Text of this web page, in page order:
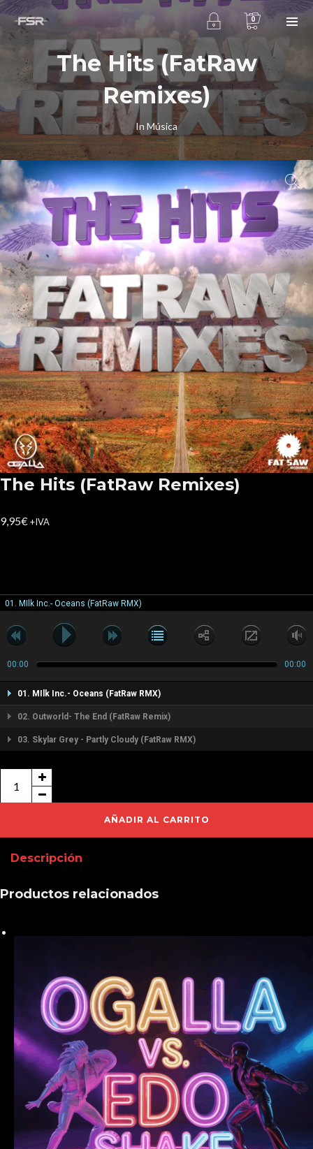
0
The Hits (FatRaw
Remixes)
In Música
The Hits (FatRaw Remixes)
9,95€+IVA
01. MIlk Inc.- Oceans (FatRaw RMX)
00:00 00:00
01. MIlk Inc.- Oceans (FatRaw RMX)
02. Outworld- The End (FatRaw Remix)
03. Skylar Grey - Partly Cloudy (FatRaw RMX)
Remixes)
cantidad
AÑADIR AL CARRITO
Descripción
Productos relacionados